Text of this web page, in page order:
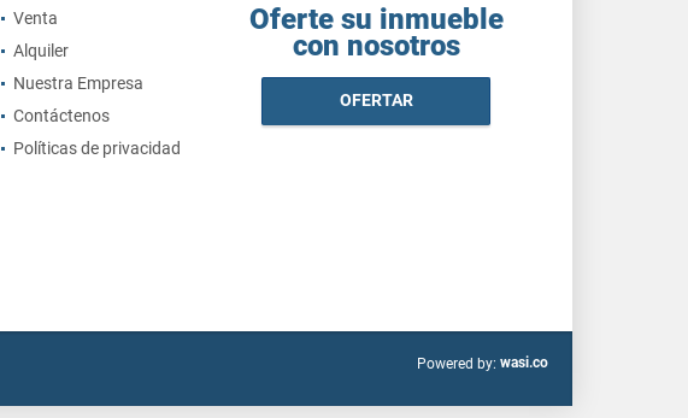
Venta
Alquiler
Nuestra Empresa
Contáctenos
Políticas de privacidad
Oferte su inmueble
con nosotros
OFERTAR
Powered by: wasi.co